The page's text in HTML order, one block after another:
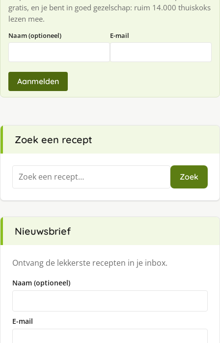
gratis, en je bent in goed gezelschap: ruim 14.000 thuiskoks
lezen mee.
Naam (optioneel) E-mail
Aanmelden
Zoek een recept
Zoeken
naar:
Zoek
Nieuwsbrief
Ontvang de lekkerste recepten in je inbox.
Naam (optioneel)
E-mail